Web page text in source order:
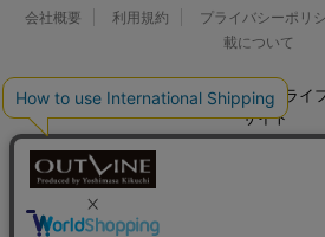
会社概要 利用規約 プライバシーポリ
載について
© 2026 Watch LIFE NEWS｜ウオッチライ
サイト